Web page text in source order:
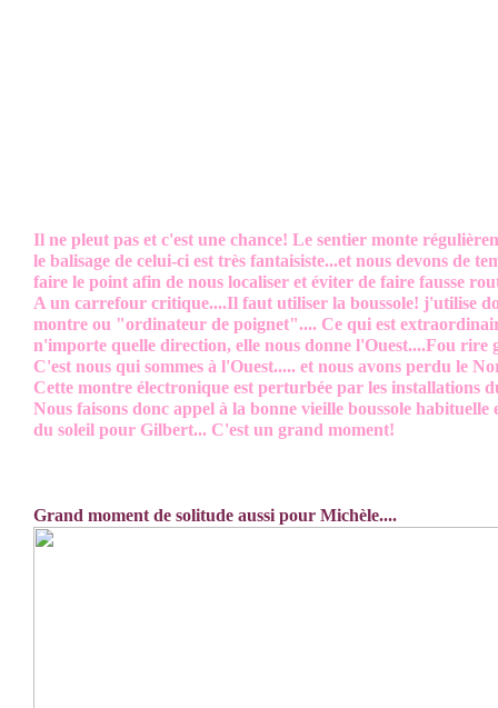
Il ne pleut pas et c'est une chance! Le sentier monte
le balisage de celui-ci est très fantaisiste...et nous devons de
faire le point afin de nous localiser et éviter de faire fausse
A un carrefour critique....Il faut utiliser la boussole! j'utilise
montre ou "ordinateur de poignet".... Ce qui est
n'importe quelle direction, elle nous donne l'Ouest....Fou rire
C'est nous qui sommes à l'Ouest..... et nous avons perdu le
Cette montre électronique est perturbée par les installations
Nous faisons donc appel à la bonne vieille boussole habituelle
du soleil pour Gilbert... C'est un grand moment!
Grand moment de solitude aussi pour Michèle....